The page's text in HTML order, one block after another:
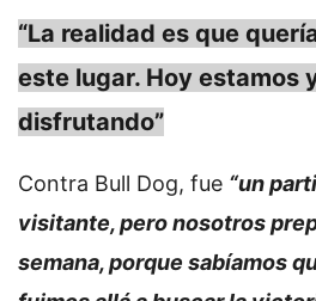
“La realidad es que
este lugar. Hoy estamos
disfrutando”
Contra Bull Dog, fue “un
visitante, pero nosotros
semana, porque sabíamos